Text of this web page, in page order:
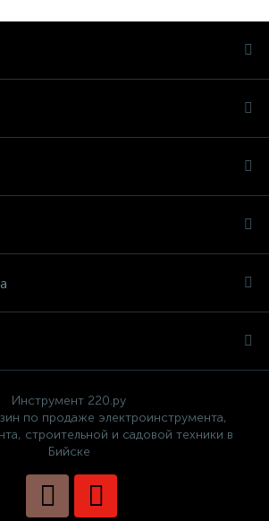
Инструмент 220.ру
по продаже электроинструмента,
строительной и садовой техники в
Бийске